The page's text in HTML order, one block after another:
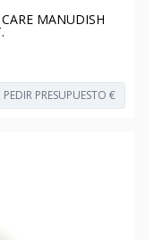
MANUDISH
PEDIR PRESUPUESTO €